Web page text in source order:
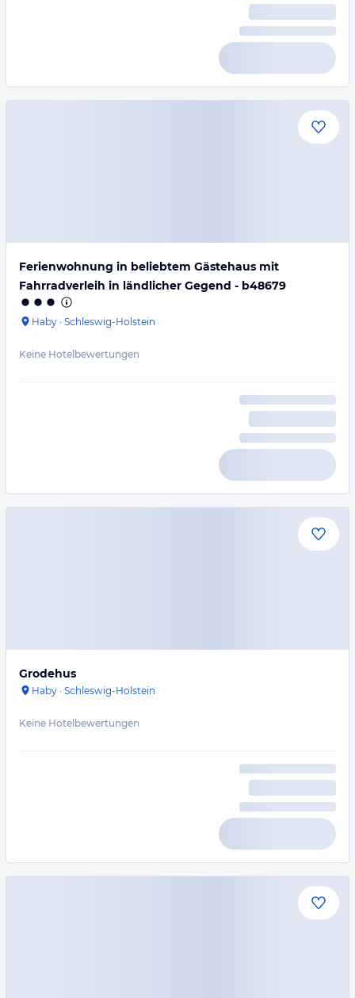
Ferienwohnung in beliebtem Gästehaus mit
Fahrradverleih in ländlicher Gegend - b48679
Haby · Schleswig-Holstein
Keine Hotelbewertungen
Grodehus
Haby · Schleswig-Holstein
Keine Hotelbewertungen